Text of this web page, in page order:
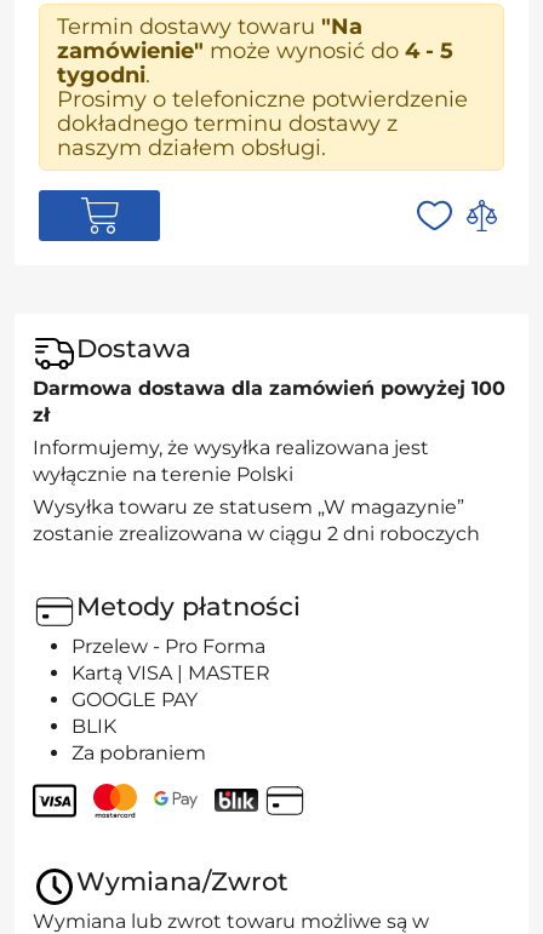
Termin dostawy towaru "Na
zamówienie" może wynosić do 4 - 5
tygodni.
Prosimy o telefoniczne potwierdzenie
dokładnego terminu dostawy z
naszym działem obsługi.
Dostawa
Darmowa dostawa dla zamówień powyżej 100
zł
Informujemy, że wysyłka realizowana jest
wyłącznie na terenie Polski
Wysyłka towaru ze statusem „W magazynie”
zostanie zrealizowana w ciągu 2 dni roboczych
Metody płatności
Przelew - Pro Forma
Kartą VISA | MASTER
GOOGLE PAY
BLIK
Za pobraniem
Wymiana/Zwrot
Wymiana lub zwrot towaru możliwe są w